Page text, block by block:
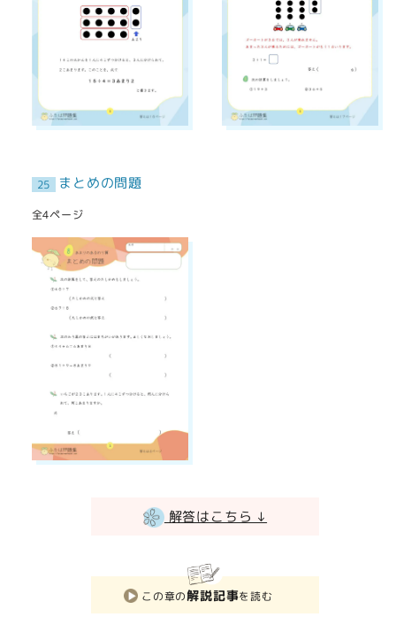
25 まとめの問題
全4ページ
解答はこちら ↓
この章の解説記事を読む